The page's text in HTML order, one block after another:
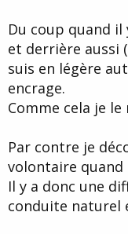
Du coup quand
et derrière aussi
suis en légère
encrage.
Comme cela je
Par contre je
volontaire quand
Il y a donc une
conduite naturel